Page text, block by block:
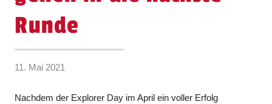
Runde
11. Mai 2021
Nachdem der Explorer Day im April ein voller Erfolg